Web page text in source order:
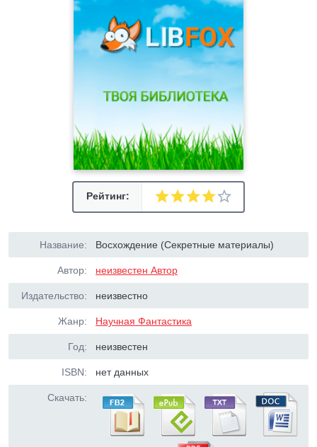
Рейтинг:
Название: Восхождение (Секретные материалы)
Автор: неизвестен Автор
Издательство: неизвестно
Жанр: Научная Фантастика
Год: неизвестен
ISBN: нет данных
Скачать: